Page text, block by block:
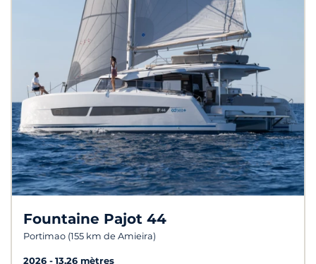
Fountaine Pajot 44
Portimao (155 km de Amieira)
2026
13.26 mètres